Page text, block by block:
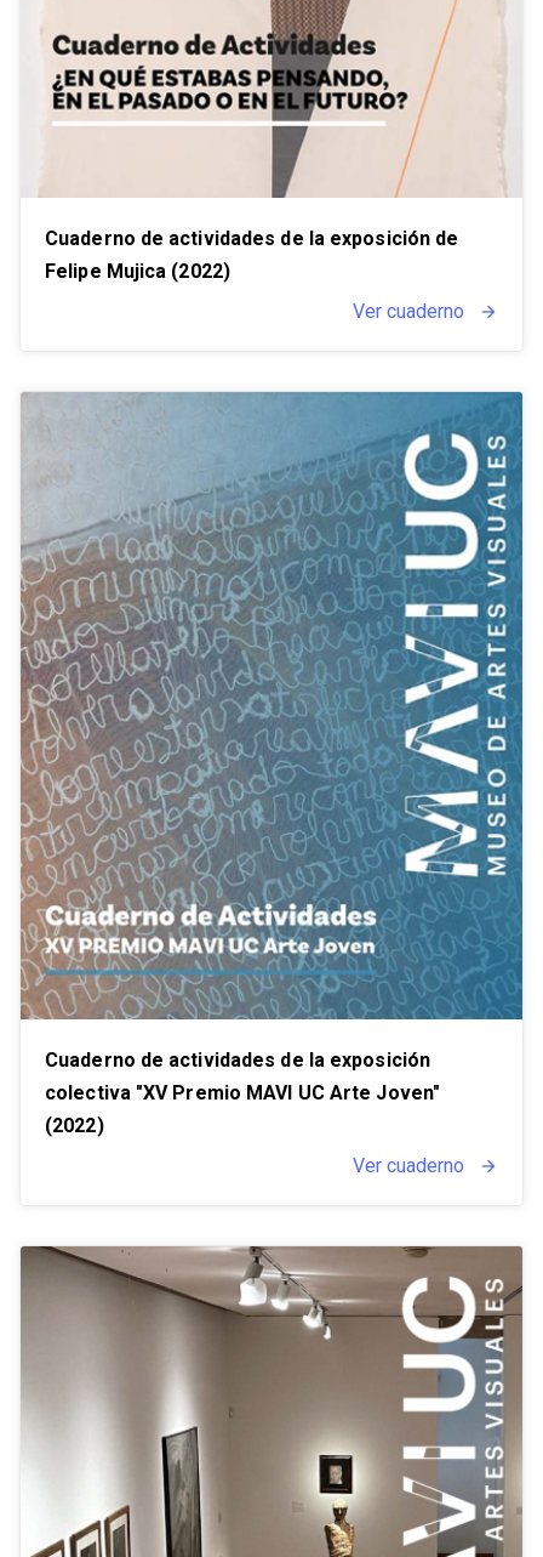
Cuaderno de actividades de la exposición de
Felipe Mujica (2022)
Ver cuaderno
arrow_forward
Cuaderno de actividades de la exposición
colectiva "XV Premio MAVI UC Arte Joven"
(2022)
Ver cuaderno
arrow_forward